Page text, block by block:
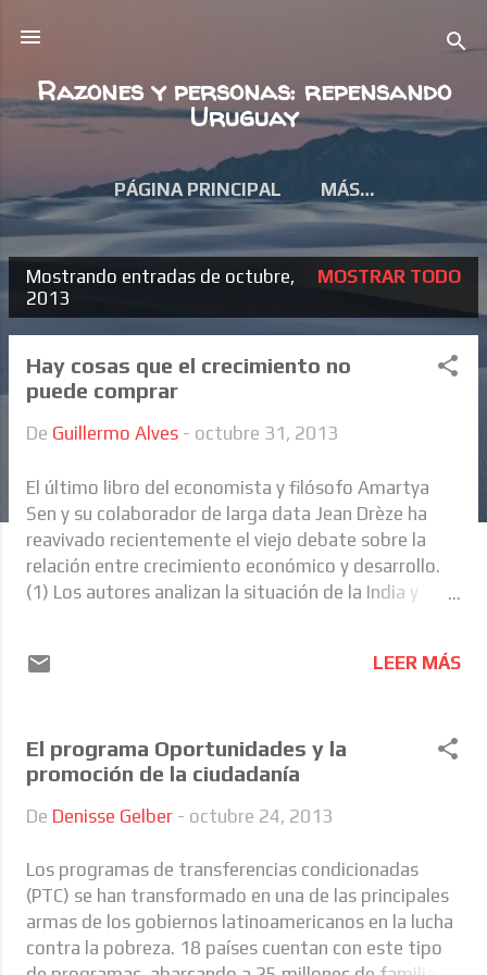
Razones y personas: repensando
Uruguay
PÁGINA PRINCIPAL MÁS…
n
Mostrando entradas de octubre,
2013
MOSTRAR TODO
Hay cosas que el crecimiento no
puede comprar
De Guillermo Alves - octubre 31, 2013
El último libro del economista y filósofo Amartya
Sen y su colaborador de larga data Jean Drèze ha
reavivado recientemente el viejo debate sobre la
relación entre crecimiento económico y desarrollo.
(1) Los autores analizan la situación de la India y
las últimas tres décadas, al mismo tiempo ha
cápita en cuanto a avances en indicadores de
nutrición infantil, educación y salud. A partir de estas
sido acompañado por rápido desarrollo, Sen y Dréze
públicas. Que el país no esté avanzando
suficientemente en desarrollo se debe a que el
Estado no ha tomado las acciones necesarias para
aprovechar los nuevos recursos que trajo el
LEER MÁS
El programa Oportunidades y la
promoción de la ciudadanía
De Denisse Gelber - octubre 24, 2013
Los programas de transferencias condicionadas
(PTC) se han transformado en una de las principales
armas de los gobiernos latinoamericanos en la lucha
contra la pobreza. 18 países cuentan con este tipo